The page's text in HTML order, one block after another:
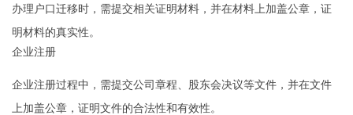
办理户口迁移时，需提交相关证明材料，并在材料上加盖公章，证
明材料的真实性。
企业注册
企业注册过程中，需提交公司章程、股东会决议等文件，并在文件
上加盖公章，证明文件的合法性和有效性。